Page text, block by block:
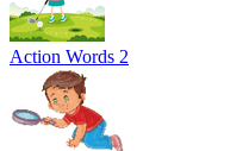
Action Words 2